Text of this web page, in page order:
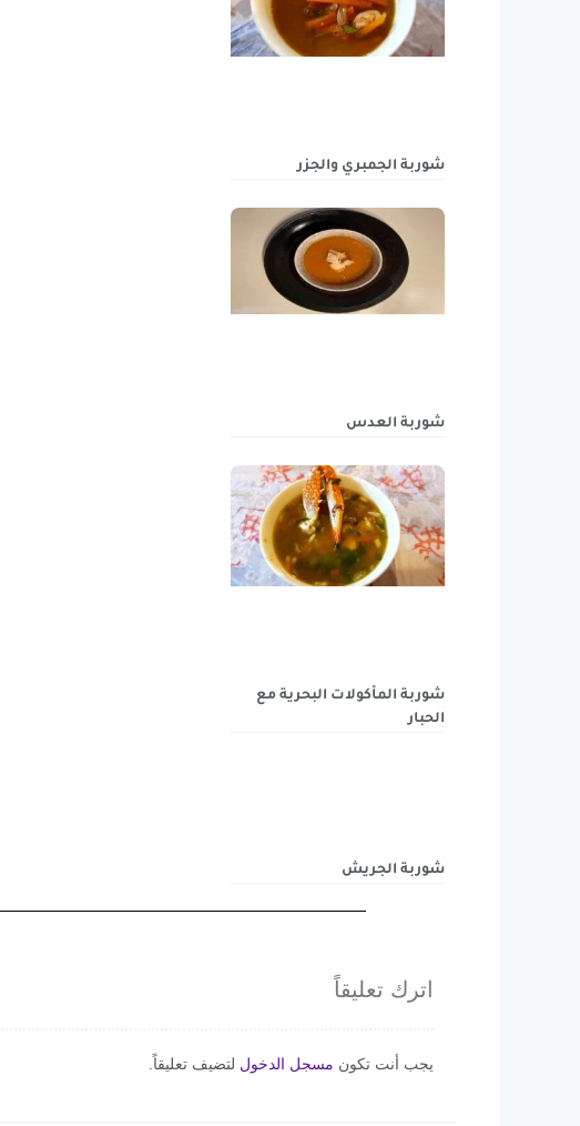
شوربة الجمبري والجزر
شوربة العدس
شوربة المأكولات البحرية مع
الحبار
شوربة الجريش
اترك تعليقاً
يجب أنت تكون مسجل الدخول لتضيف تعليقاً.